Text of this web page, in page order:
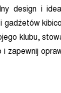
design i
klubu,
i zapewnij